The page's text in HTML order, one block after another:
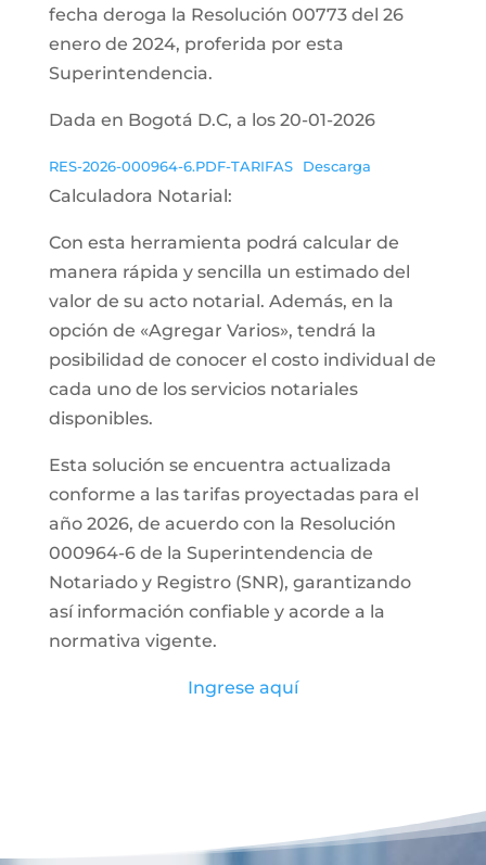
fecha deroga la Resolución 00773 del 26
enero de 2024, proferida por esta
Superintendencia.
Dada en Bogotá D.C, a los 20-01-2026
RES-2026-000964-6.PDF-TARIFAS Descarga
Calculadora Notarial:
Con esta herramienta podrá calcular de
manera rápida y sencilla un estimado del
valor de su acto notarial. Además, en la
opción de «Agregar Varios», tendrá la
posibilidad de conocer el costo individual de
cada uno de los servicios notariales
disponibles.
Esta solución se encuentra actualizada
conforme a las tarifas proyectadas para el
año 2026, de acuerdo con la Resolución
000964-6 de la Superintendencia de
Notariado y Registro (SNR), garantizando
así información confiable y acorde a la
normativa vigente.
Ingrese aquí